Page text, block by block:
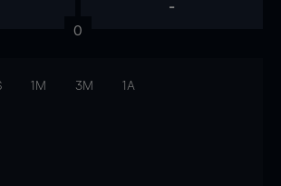
-
0
1M 3M 1A